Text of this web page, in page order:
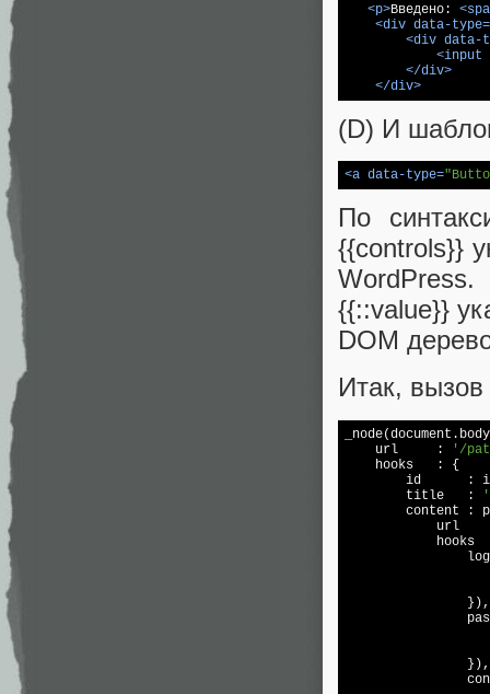
<p>Введено: <
<div data-type=
<div data-
<input
</div>
</div>
(D) И
<a data-type=
По
{{controls}}
{{::value}}
DOM
Итак, вызов
_node(document
    url     :
'/
    hooks   : {
id      :
        title   :
content :
url
hooks
                }),
                }),